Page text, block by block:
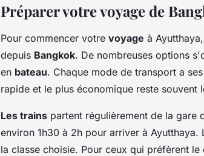
Préparer votre voyage de
Pour commencer votre voyage à
depuis Bangkok. De nombreuses options
en bateau. Chaque mode de transport a
rapide et le plus économique reste souvent
Les trains partent régulièrement de la gare
environ 1h30 à 2h pour arriver à
la classe choisie. Pour ceux qui préfèrent